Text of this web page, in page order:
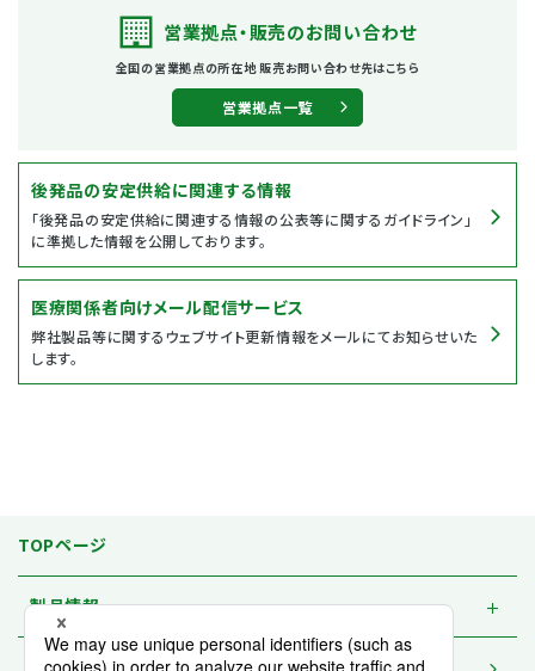
営業拠点・販売のお問い合わせ
全国の営業拠点の所在地販売お問い合わせ先はこちら
営業拠点一覧
後発品の安定供給に関連する情報
「後発品の安定供給に関連する情報の公表等に関するガイドライン」
に準拠した情報を公開しております。
医療関係者向けメール配信サービス
弊社製品等に関するウェブサイト更新情報をメールにてお知らせいた
します。
TOPページ
製品情報